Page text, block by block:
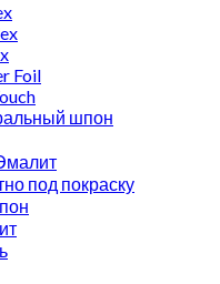
Foil
шпон
под покраску